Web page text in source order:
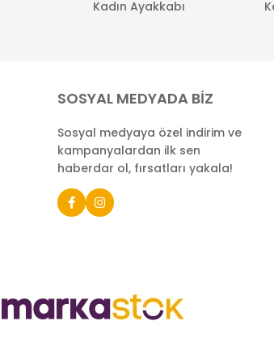
Kadın Ayakkabı
SOSYAL MEDYADA BİZ
Sosyal medyaya özel indirim ve
kampanyalardan ilk sen
haberdar ol, fırsatları yakala!